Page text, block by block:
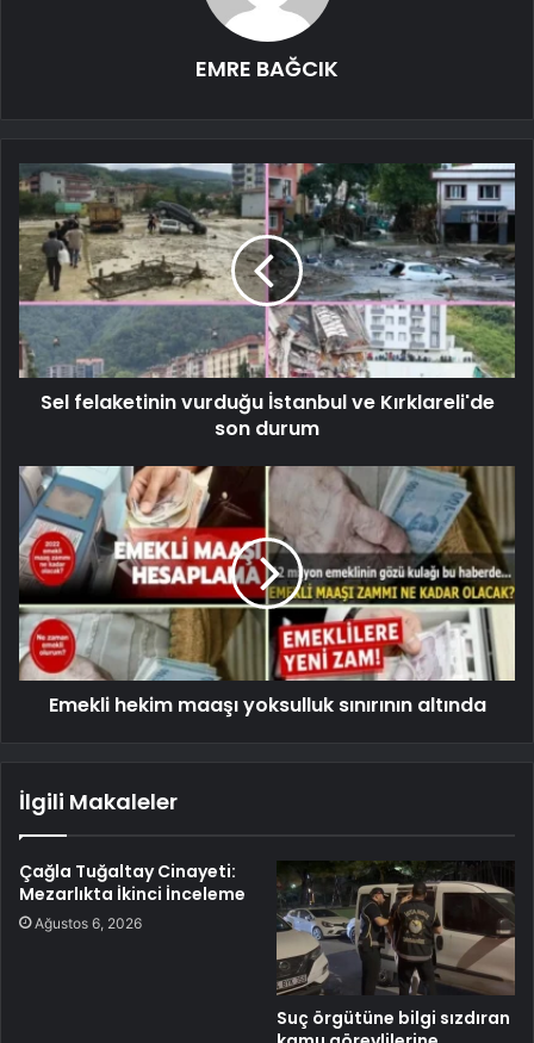
EMRE BAĞCIK
Sel felaketinin vurduğu İstanbul ve Kırklareli'de
son durum
Emekli hekim maaşı yoksulluk sınırının altında
İlgili Makaleler
Çağla Tuğaltay Cinayeti:
Mezarlıkta İkinci İnceleme
Ağustos 6, 2026
Suç örgütüne bilgi sızdıran